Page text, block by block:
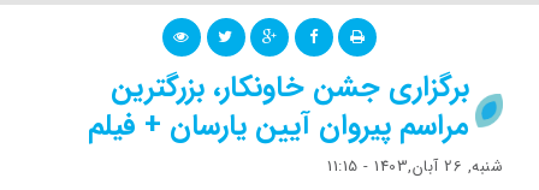
برگزاری جشن خاونکار، بزرگترین
مراسم پیروان آیین یارسان + فیلم
شنبه, 26 آبان,1403 - 11:15